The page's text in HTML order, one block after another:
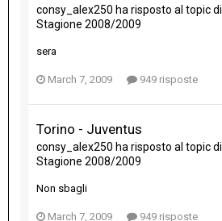
consy_alex250 ha risposto al topic di
Stagione 2008/2009
sera
March 7, 2009 949 risposte
Torino - Juventus
consy_alex250 ha risposto al topic di
Stagione 2008/2009
Non sbagli
March 7, 2009 949 risposte